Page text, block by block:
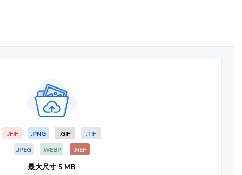
.JFIF .PNG .GIF
.TIF
.JPEG
.WEBP .NEF
最大尺寸 5 MB